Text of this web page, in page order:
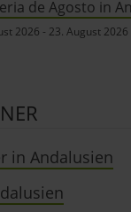
de Agosto in
2026 - 23. August 2026
in Andalusien